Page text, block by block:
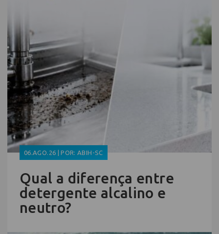
06.AGO.26 | POR: ABIH-SC
Qual a diferença entre
detergente alcalino e
neutro?